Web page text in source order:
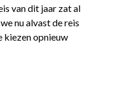
van dit jaar zat al
nu alvast de reis
kiezen opnieuw